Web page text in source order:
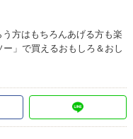
方はもちろんあげる方も楽
」で買えるおもしろ＆おし